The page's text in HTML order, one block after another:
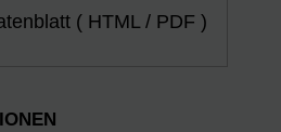
( HTML / PDF )